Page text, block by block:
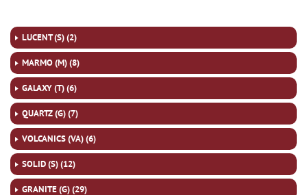
LUCENT (S) (2)
MARMO (M) (8)
GALAXY (T) (6)
QUARTZ (G) (7)
VOLCANICS (VA) (6)
SOLID (S) (12)
GRANITE (G) (29)